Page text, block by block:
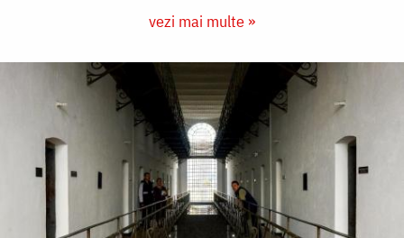
vezi mai multe »